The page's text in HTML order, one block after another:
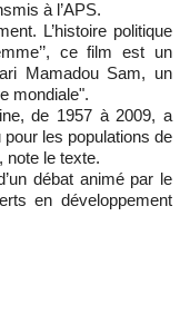
à l’APS.
L’histoire politique
ce film est un
Mamadou Sam, un
mondiale".
de 1957 à 2009, a
les populations de
note le texte.
débat animé par le
en développement